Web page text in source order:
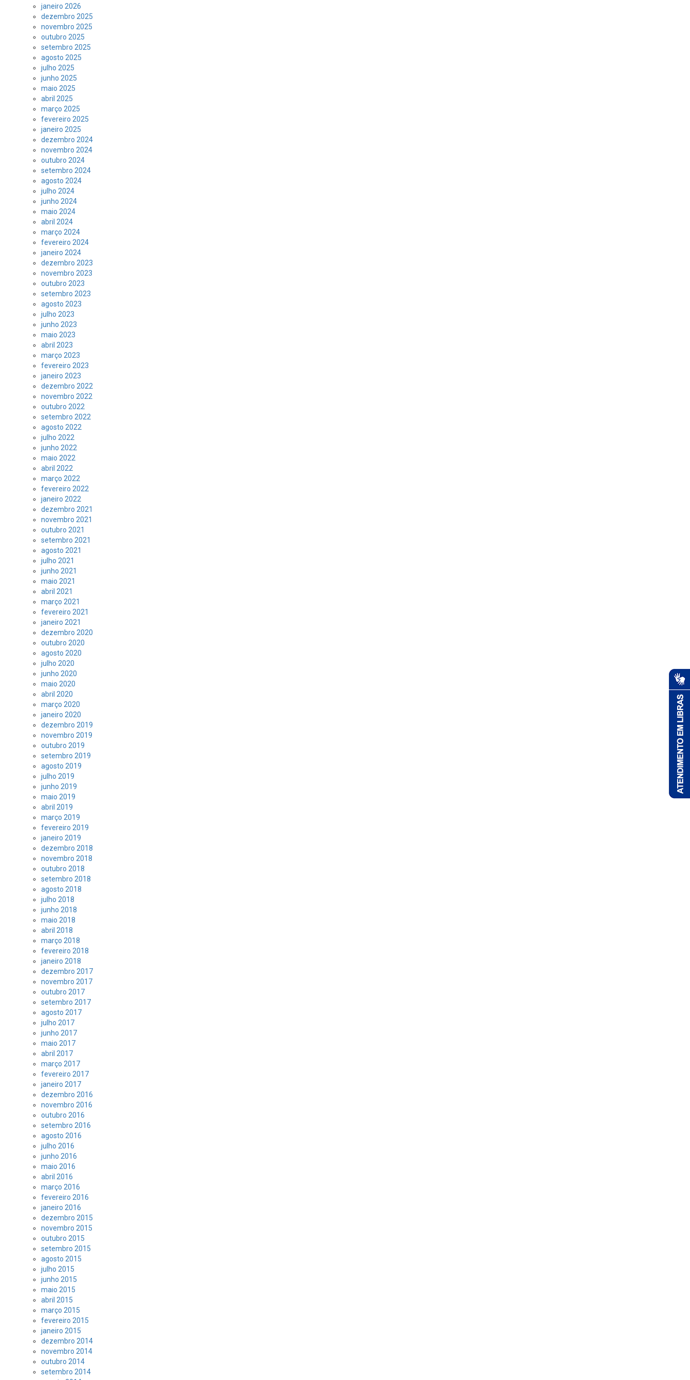
janeiro 2026
dezembro 2025
novembro 2025
outubro 2025
setembro 2025
agosto 2025
julho 2025
junho 2025
maio 2025
abril 2025
março 2025
fevereiro 2025
janeiro 2025
dezembro 2024
novembro 2024
outubro 2024
setembro 2024
agosto 2024
julho 2024
junho 2024
maio 2024
abril 2024
março 2024
fevereiro 2024
janeiro 2024
dezembro 2023
novembro 2023
outubro 2023
setembro 2023
agosto 2023
julho 2023
junho 2023
maio 2023
abril 2023
março 2023
fevereiro 2023
janeiro 2023
dezembro 2022
novembro 2022
outubro 2022
setembro 2022
agosto 2022
julho 2022
junho 2022
maio 2022
abril 2022
março 2022
fevereiro 2022
janeiro 2022
dezembro 2021
novembro 2021
outubro 2021
setembro 2021
agosto 2021
julho 2021
junho 2021
maio 2021
abril 2021
março 2021
fevereiro 2021
janeiro 2021
dezembro 2020
outubro 2020
agosto 2020
julho 2020
junho 2020
maio 2020
abril 2020
março 2020
janeiro 2020
dezembro 2019
novembro 2019
outubro 2019
setembro 2019
agosto 2019
julho 2019
junho 2019
maio 2019
abril 2019
março 2019
fevereiro 2019
janeiro 2019
dezembro 2018
novembro 2018
outubro 2018
setembro 2018
agosto 2018
julho 2018
junho 2018
maio 2018
abril 2018
março 2018
fevereiro 2018
janeiro 2018
dezembro 2017
novembro 2017
outubro 2017
setembro 2017
agosto 2017
julho 2017
junho 2017
maio 2017
abril 2017
março 2017
fevereiro 2017
janeiro 2017
dezembro 2016
novembro 2016
outubro 2016
setembro 2016
agosto 2016
julho 2016
junho 2016
maio 2016
abril 2016
março 2016
fevereiro 2016
janeiro 2016
dezembro 2015
novembro 2015
outubro 2015
setembro 2015
agosto 2015
julho 2015
junho 2015
maio 2015
abril 2015
março 2015
fevereiro 2015
janeiro 2015
dezembro 2014
novembro 2014
outubro 2014
setembro 2014